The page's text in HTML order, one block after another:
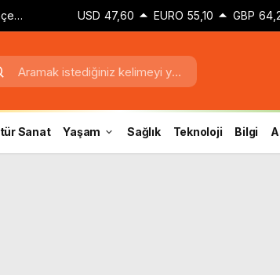
USD 47,60 EURO 55,10 GBP
Sanat Yaşam Sağlık Teknoloji Bilgi